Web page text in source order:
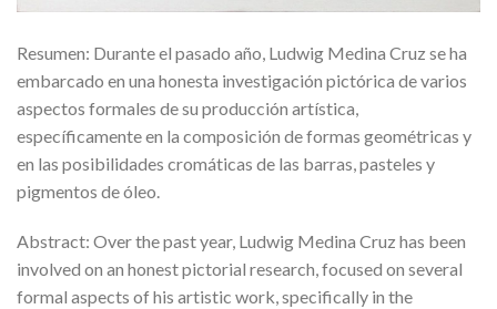
Resumen: Durante el pasado año, Ludwig Medina Cruz se ha
embarcado en una honesta investigación pictórica de varios
aspectos formales de su producción artística,
específicamente en la composición de formas geométricas y
en las posibilidades cromáticas de las barras, pasteles y
pigmentos de óleo.
Abstract: Over the past year, Ludwig Medina Cruz has been
involved on an honest pictorial research, focused on several
formal aspects of his artistic work, specifically in the